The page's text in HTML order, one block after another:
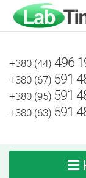
+380 (44) 496
+380 (67) 591
+380 (95) 591
+380 (63) 591